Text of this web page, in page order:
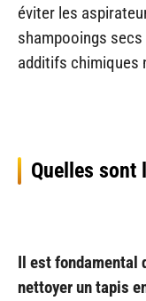
éviter les
shampooings
additifs chimiques
Quelles sont
Il est fondamental
nettoyer un tapis